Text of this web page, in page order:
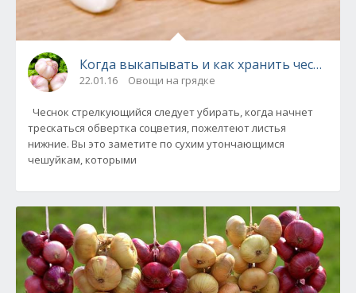
Когда выкапывать и как хранить чеснок.
22.01.16 Овощи на грядке
Чеснок стрелкующийся следует убирать, когда начнет
трескаться обвертка соцветия, пожелтеют листья
нижние. Вы это заметите по сухим утончающимся
чешуйкам, которыми